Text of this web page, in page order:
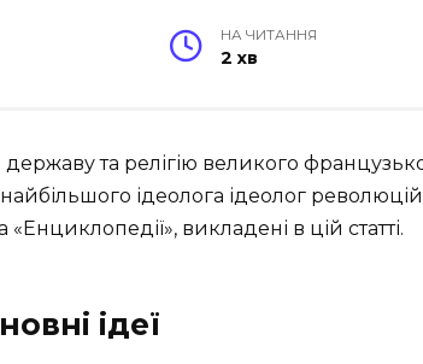
НА ЧИТАННЯ
2 хв
та релігію великого
ідеолога ідеолог
викладені в цій статті.
ідеї